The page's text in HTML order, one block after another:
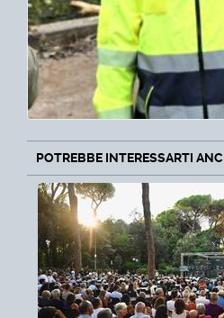
POTREBBE INTERESSARTI